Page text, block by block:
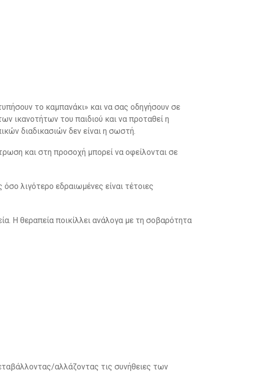
το καμπανάκι» και να σας οδηγήσουν σε
ικανοτήτων του παιδιού και να προταθεί η
διαδικασιών δεν είναι η σωστή.
και στη προσοχή μπορεί να οφείλονται σε
λιγότερο εδραιωμένες είναι τέτοιες
Η θεραπεία ποικίλλει ανάλογα με τη σοβαρότητα
αλλάζοντας τις συνήθειες των